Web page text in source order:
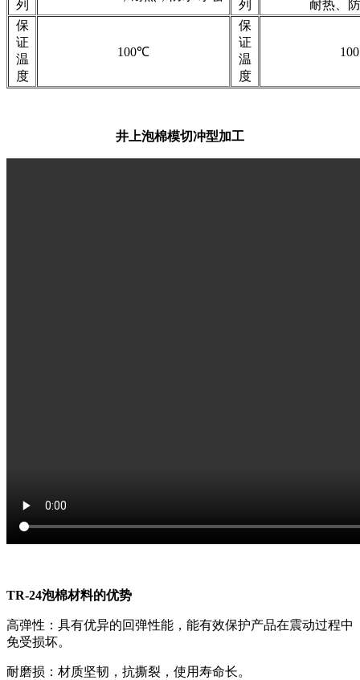
列 列
耐热、
保
证
温
度
100℃
保
证
温
度
井上泡棉模切冲型加工
TR-24泡棉材料的优势
高弹性：具有优异的回弹性能，能有效保护产品在震动过程中
免受损坏。
耐磨损：材质坚韧，抗撕裂，使用寿命长。